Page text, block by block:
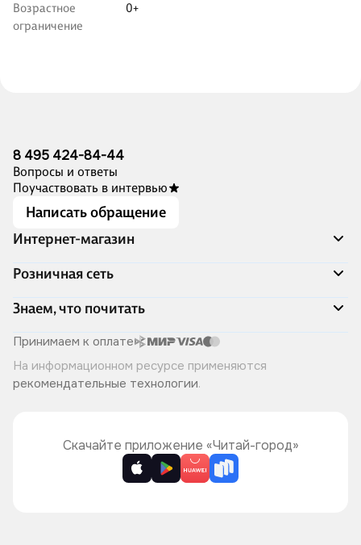
Возрастное
ограничение
0+
8 495 424-84-44
Вопросы и ответы
Поучаствовать в интервью
Написать обращение
Интернет-магазин
Акции
Доставка и оплата
Программа лояльности
Подарочные сертификаты
Правила продажи
Политика конфиденциальности
Розничная сеть
Адреса магазинов
Книжный Дозор
О компании
Читай-город для бизнеса
Хотите у нас работать?
Знаем, что почитать
Скоро в продаже
Лучшие из лучших
Читай-журнал
Принимаем к оплате
На информационном ресурсе применяются
рекомендательные технологии.
Скачайте приложение «Читай-город»